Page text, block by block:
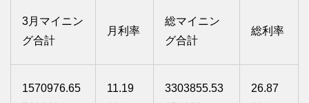
3月マイニン
グ合計
月利率
総マイニン
グ合計
総利率
1570976.65
11.19
3303855.53
26.87